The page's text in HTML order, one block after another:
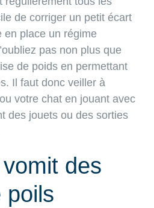
de corriger un petit écart
en place un régime
pas non plus que
de poids en permettant
Il faut donc veiller à
votre chat en jouant avec
des jouets ou des sorties
des
poils